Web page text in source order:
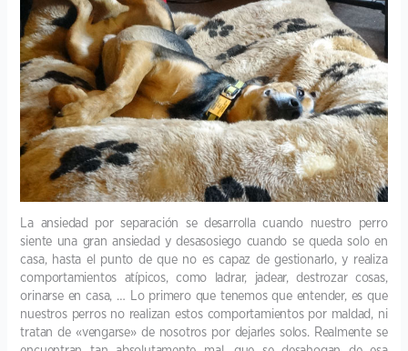
La ansiedad por separación se desarrolla cuando nuestro perro
siente una gran ansiedad y desasosiego cuando se queda solo en
casa, hasta el punto de que no es capaz de gestionarlo, y realiza
comportamientos atípicos, como ladrar, jadear, destrozar cosas,
orinarse en casa, … Lo primero que tenemos que entender, es que
nuestros perros no realizan estos comportamientos por maldad, ni
tratan de «vengarse» de nosotros por dejarles solos. Realmente se